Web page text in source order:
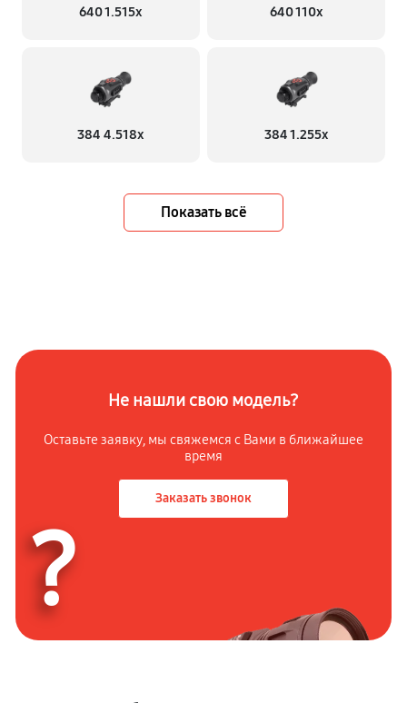
640 1.515x 640 110x
384 4.518x 384 1.255х
Показать всё
Не нашли свою модель?
Оставьте заявку, мы свяжемся с Вами в ближайшее
время
Заказать звонок
?